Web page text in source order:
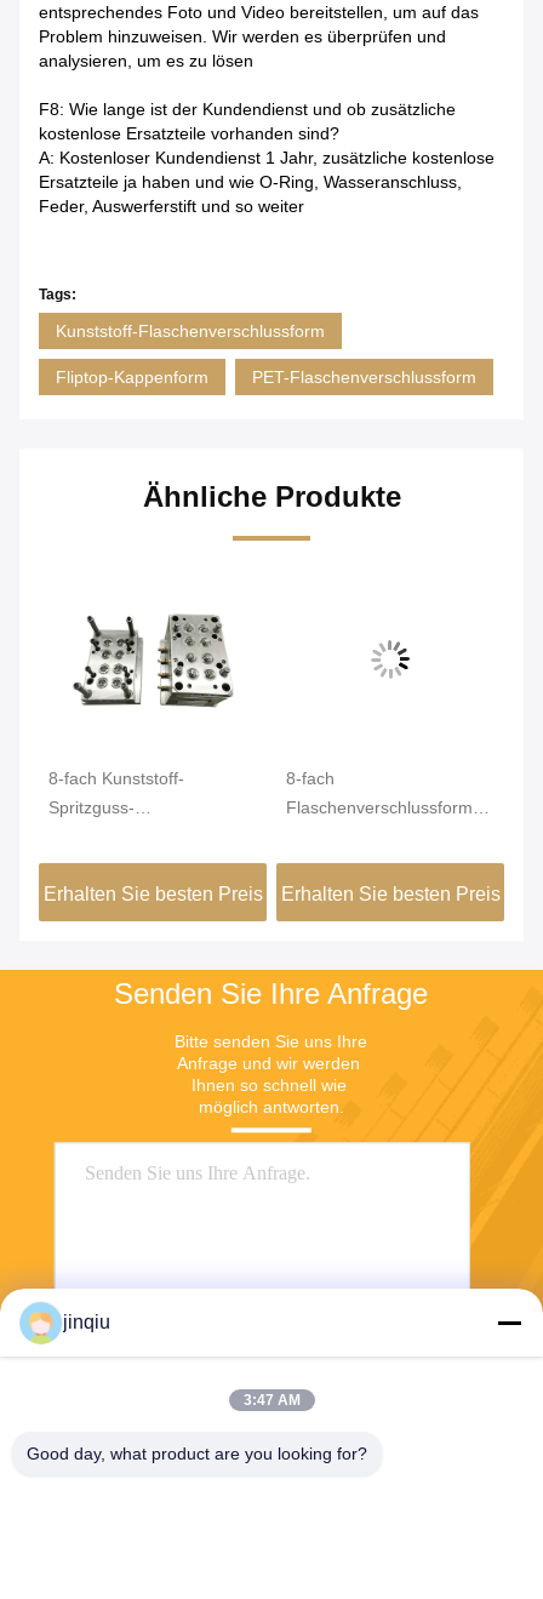
entsprechendes Foto und Video bereitstellen, um auf das
Problem hinzuweisen. Wir werden es überprüfen und
analysieren, um es zu lösen
F8: Wie lange ist der Kundendienst und ob zusätzliche
kostenlose Ersatzteile vorhanden sind?
A: Kostenloser Kundendienst 1 Jahr, zusätzliche kostenlose
Ersatzteile ja haben und wie O-Ring, Wasseranschluss,
Feder, Auswerferstift und so weiter
Tags:
Kunststoff-Flaschenverschlussform
Fliptop-Kappenform PET-Flaschenverschlussform
Ähnliche Produkte
8-fach Kunststoff-
Spritzguss-
mm für sauberere Kappe
Erhalten Sie besten Preis
8-fach
Flaschenverschlussform
Kunststoffkappenform auf
160T-Maschine
Erhalten Sie besten Preis
Senden Sie Ihre Anfrage
Bitte senden Sie uns Ihre
Anfrage und wir werden
Ihnen so schnell wie
möglich antworten.
jinqiu
3:47 AM
Good day, what product are you looking for?